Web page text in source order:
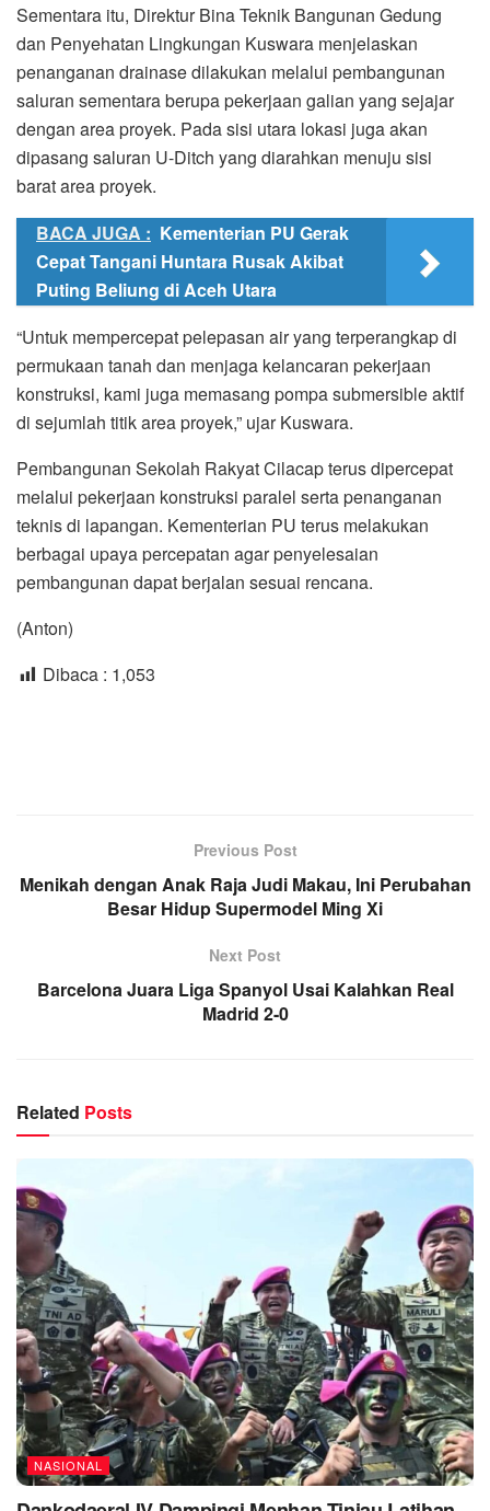
Sementara itu, Direktur Bina Teknik Bangunan Gedung
dan Penyehatan Lingkungan Kuswara menjelaskan
penanganan drainase dilakukan melalui pembangunan
saluran sementara berupa pekerjaan galian yang sejajar
dengan area proyek. Pada sisi utara lokasi juga akan
dipasang saluran U-Ditch yang diarahkan menuju sisi
barat area proyek.
BACA JUGA : Kementerian PU Gerak
Cepat Tangani Huntara Rusak Akibat
Puting Beliung di Aceh Utara
“Untuk mempercepat pelepasan air yang terperangkap di
permukaan tanah dan menjaga kelancaran pekerjaan
konstruksi, kami juga memasang pompa submersible aktif
di sejumlah titik area proyek,” ujar Kuswara.
Pembangunan Sekolah Rakyat Cilacap terus dipercepat
melalui pekerjaan konstruksi paralel serta penanganan
teknis di lapangan. Kementerian PU terus melakukan
berbagai upaya percepatan agar penyelesaian
pembangunan dapat berjalan sesuai rencana.
(Anton)
Dibaca : 1,053
Previous Post
Menikah dengan Anak Raja Judi Makau, Ini Perubahan
Besar Hidup Supermodel Ming Xi
Next Post
Barcelona Juara Liga Spanyol Usai Kalahkan Real
Madrid 2-0
Related Posts
NASIONAL